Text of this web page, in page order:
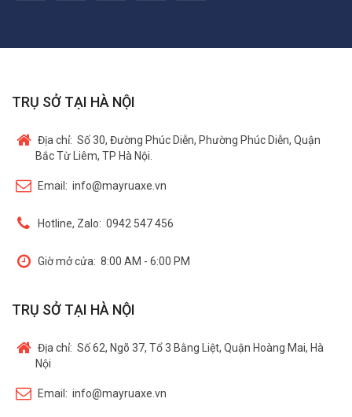
TRỤ SỞ TẠI HÀ NỘI
Địa chỉ: Số 30, Đường Phúc Diễn, Phường Phúc Diễn, Quận
Bắc Từ Liêm, TP Hà Nội.
Email: info@mayruaxe.vn
Hotline, Zalo: 0942 547 456
Giờ mở cửa: 8:00 AM - 6:00 PM
TRỤ SỞ TẠI HÀ NỘI
Địa chỉ: Số 62, Ngõ 37, Tổ 3 Bằng Liệt, Quận Hoàng Mai, Hà
Nội
Email: info@mayruaxe.vn